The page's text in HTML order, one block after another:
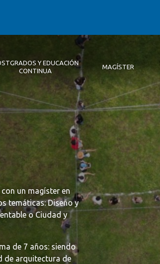
Autoridades
Equipo Concepción
Infraestructura
Descripción
Becas
Internacional
Y EDUCACIÓN
CONTINUA
Magíster
MAGÍSTER
Noticias 2026
Registro de Encuentros
Publicaciones
un magíster en
temáticas: Diseño y
o Ciudad y
de 7 años: siendo
de arquitectura de